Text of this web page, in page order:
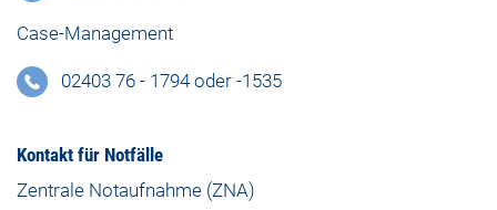
Case-Management
02403 76 - 1794 oder -1535
Kontakt für Notfälle
Zentrale Notaufnahme (ZNA)